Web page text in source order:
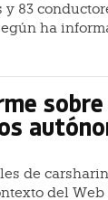
y 83
ha
de
del Web